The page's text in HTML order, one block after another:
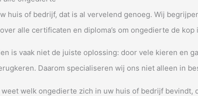
huis of bedrijf, dat is al vervelend genoeg. Wij
alle certificaten en diploma’s om ongedierte de
is vaak niet de juiste oplossing: door vele kieren en
Daarom specialiseren wij ons niet alleen in
welk ongedierte zich in uw huis of bedrijf